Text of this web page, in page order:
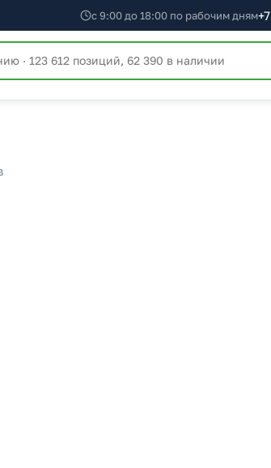
с 9:00 до 18:00 по рабочим дням+7